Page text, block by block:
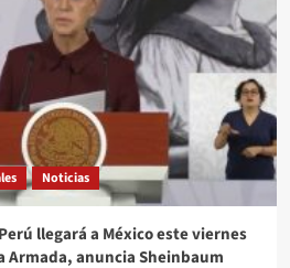
Noticias
llegará a México este viernes
Armada, anuncia Sheinbaum